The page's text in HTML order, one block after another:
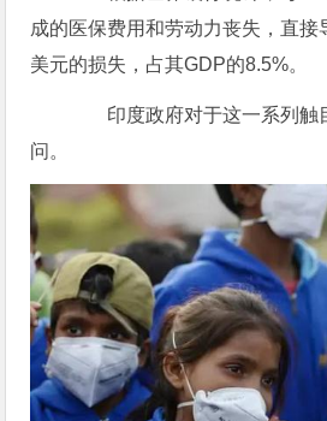
成的医保费用和劳动力丧失，直
美元的损失，占其GDP的8.5%。
印度政府对于这一系列触
问。